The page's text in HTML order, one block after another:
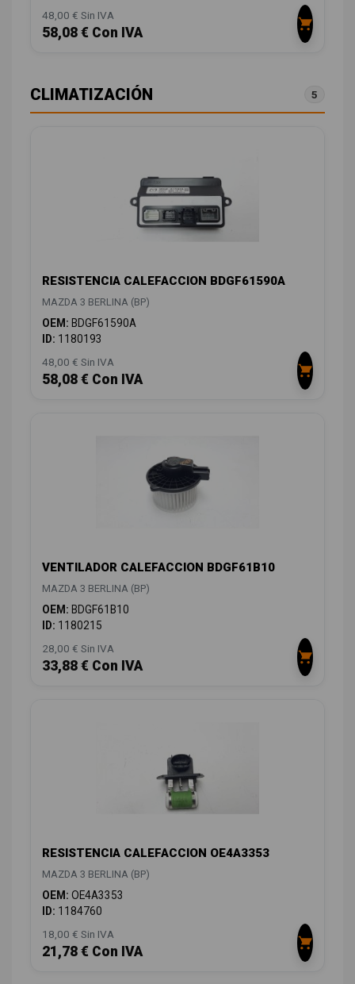
48,00 € Sin IVA
58,08 € Con IVA
CLIMATIZACIÓN 5
RESISTENCIA CALEFACCION BDGF61590A
MAZDA 3 BERLINA (BP)
OEM: BDGF61590A
ID: 1180193
48,00 € Sin IVA
58,08 € Con IVA
VENTILADOR CALEFACCION BDGF61B10
MAZDA 3 BERLINA (BP)
OEM: BDGF61B10
ID: 1180215
28,00 € Sin IVA
33,88 € Con IVA
RESISTENCIA CALEFACCION OE4A3353
MAZDA 3 BERLINA (BP)
OEM: OE4A3353
ID: 1184760
18,00 € Sin IVA
21,78 € Con IVA